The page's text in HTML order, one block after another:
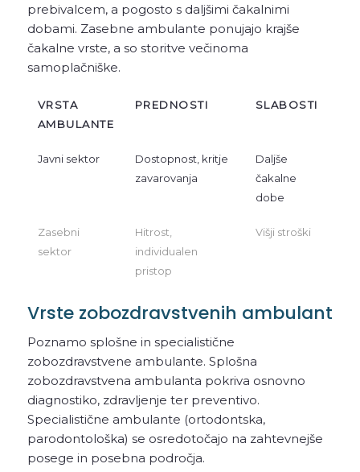
prebivalcem, a pogosto s daljšimi čakalnimi
dobami. Zasebne ambulante ponujajo krajše
čakalne vrste, a so storitve večinoma
samoplačniške.
VRSTA
AMBULANTE
PREDNOSTI SLABOSTI
Javni sektor
Dostopnost, kritje
zavarovanja
Daljše
čakalne
dobe
Zasebni
sektor
Hitrost,
individualen
pristop
Višji stroški
Vrste zobozdravstvenih ambulant
Poznamo splošne in specialistične
zobozdravstvene ambulante. Splošna
zobozdravstvena ambulanta pokriva osnovno
diagnostiko, zdravljenje ter preventivo.
Specialistične ambulante (ortodontska,
parodontološka) se osredotočajo na zahtevnejše
posege in posebna področja.